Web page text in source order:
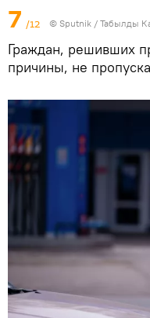
7 /12 © Sputnik / Табылды
Граждан, решивших
причины, не